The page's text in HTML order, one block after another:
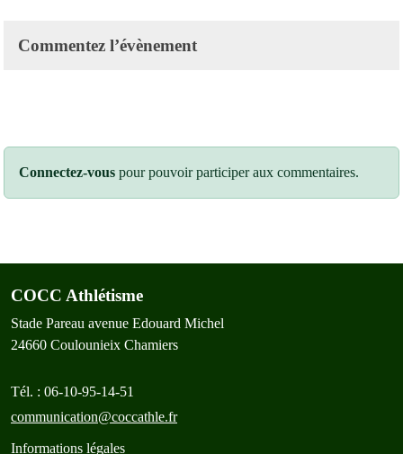
Commentez l’évènement
Connectez-vous pour pouvoir participer aux commentaires.
COCC Athlétisme
Stade Pareau avenue Edouard Michel
24660 Coulounieix Chamiers
Tél. : 06-10-95-14-51
communication@coccathle.fr
Informations légales